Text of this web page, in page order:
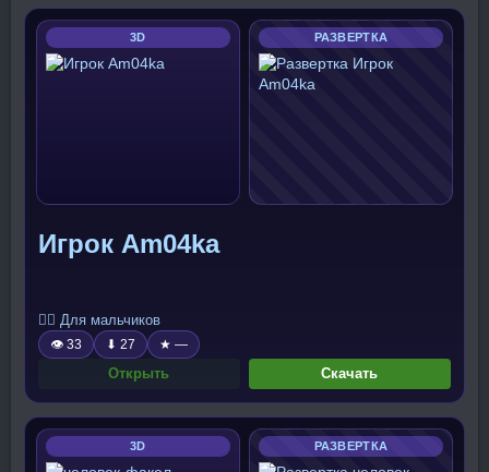
3D РАЗВЕРТКА
Игрок Am04ka
🧍‍♂️ Для мальчиков
👁 33 ⬇ 27 ★ —
Открыть Скачать
3D РАЗВЕРТКА